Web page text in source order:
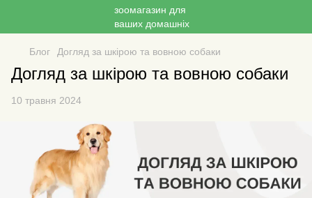
Блог Догляд за шкірою та вовною собаки
Догляд за шкірою та вовною собаки
10 травня 2024